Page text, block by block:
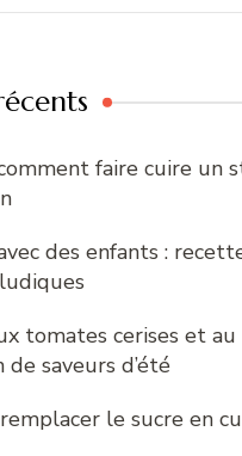
faire cuire un
des enfants :
tomates cerises et au
de saveurs d’été
le sucre en